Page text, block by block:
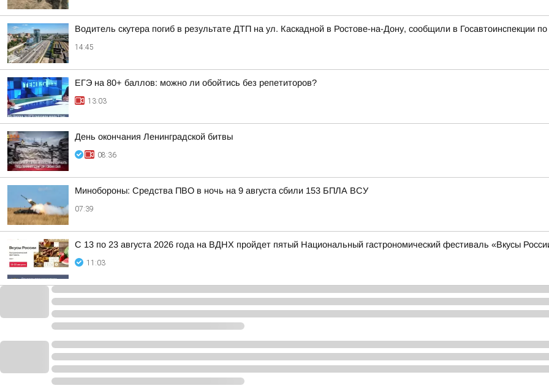
Водитель скутера погиб в результате ДТП на ул. Каскадной в Ростове-на-Дону, сообщили в Госавтоинспекции по
14:45
ЕГЭ на 80+ баллов: можно ли обойтись без репетиторов?
13:03
День окончания Ленинградской битвы
08:36
Минобороны: Средства ПВО в ночь на 9 августа сбили 153 БПЛА ВСУ
07:39
С 13 по 23 августа 2026 года на ВДНХ пройдет пятый Национальный гастрономический фестиваль «Вкусы
11:03